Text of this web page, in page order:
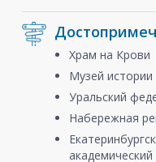
Храм на Крови
Музей истории
Уральский
Набережная